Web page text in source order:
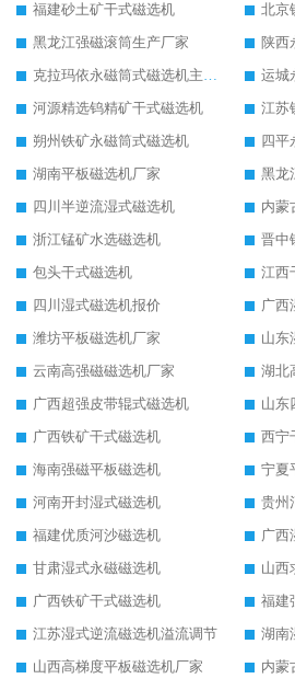
福建砂土矿干式磁选机
北京
黑龙江强磁滚筒生产厂家
陕西
克拉玛依永磁筒式磁选机主要技术参数
运城
河源精选钨精矿干式磁选机
江苏
朔州铁矿永磁筒式磁选机
四平
湖南平板磁选机厂家
黑龙
四川半逆流湿式磁选机
内蒙
浙江锰矿水选磁选机
晋中
包头干式磁选机
江西
四川湿式磁选机报价
广西
潍坊平板磁选机厂家
山东
云南高强磁磁选机厂家
广西超强皮带辊式磁选机
山东
广西铁矿干式磁选机
海南强磁平板磁选机
宁夏
河南开封湿式磁选机
贵州
福建优质河沙磁选机
广西
甘肃湿式永磁磁选机
山西
广西铁矿干式磁选机
福建
江苏湿式逆流磁选机溢流调节
湖南
山西高梯度平板磁选机厂家
内蒙